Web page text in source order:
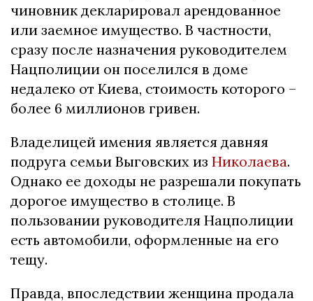
чиновник декларировал арендованное
или заемное имущество. В частности,
сразу после назначения руководителем
Нацполиции он поселился в доме
недалеко от Киева, стоимость которого –
более 6 миллионов гривен.
Владелицей имения является давняя
подруга семьи Выговских из Николаева.
Однако ее доходы не разрешали покупать
дорогое имущество в столице. В
пользовании руководителя Нацполиции
есть автомобили, оформленные на его
тещу.
Правда, впоследствии женщина продала